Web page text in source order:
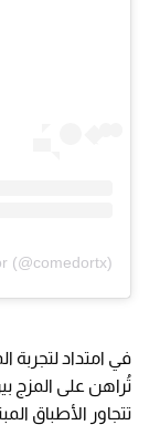
(@comedortx)
تُراهن على المزج
تتجاور الأطباق